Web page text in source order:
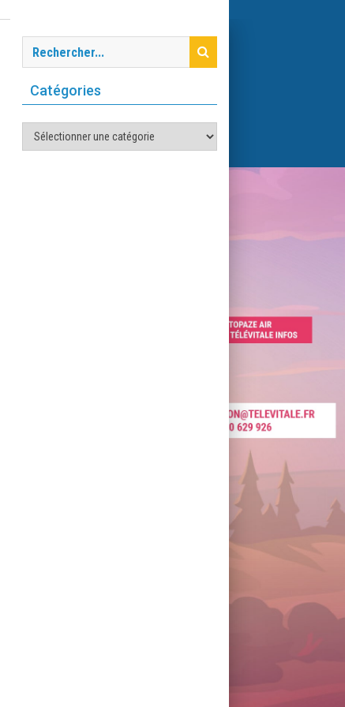
Catégories
Catégories